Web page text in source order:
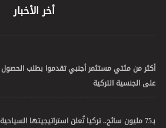
أخر الأخبار
أكثر من مئتي مستثمر أجنبي تقدموا بطلب الحصول
على الجنسية التركية
بـ75 مليون سائح.. تركيا تُعلن استراتيجيتها السياحية